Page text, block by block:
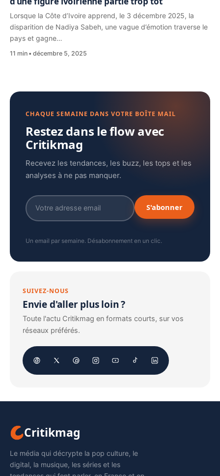
Lorsque la Côte d’Ivoire apprend, le 3 décembre 2025, la
disparition de Nadiya Sabeh, une vague d’émotion traverse le
pays et gagne…
11 min décembre 5, 2025
CHAQUE SEMAINE DANS VOTRE BOÎTE MAIL
Restez dans le flow avec
Critikmag
Recevez les tendances, les buzz, les tops et les
analyses à ne pas manquer.
S'abonner
Un email par semaine. Désabonnement en un clic.
SUIVEZ-NOUS
Envie d'aller plus loin ?
Toute l'actu Critikmag en formats courts, sur vos
réseaux préférés.
Critikmag
Le média qui décrypte la pop culture, le
digital, la musique, les séries et les